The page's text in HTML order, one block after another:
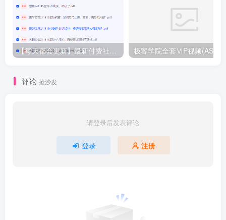
【每天都会更新】最新付费社群公众号文章 极客学院全套ⅥP视频(AS版)
评论 抢沙发
请登录后发表评论
登录 注册